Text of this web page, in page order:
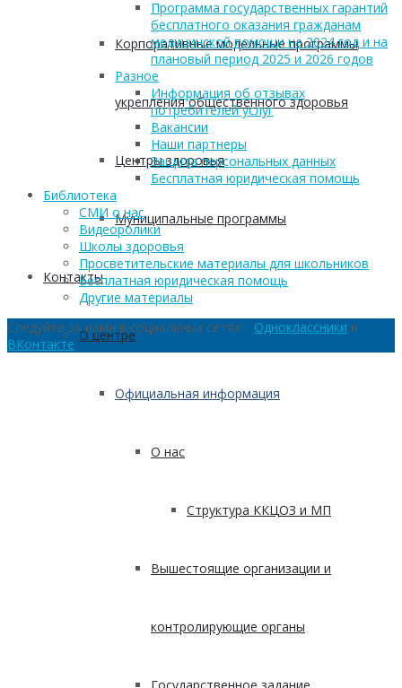
Корпоративные модельные программы
укрепления общественного здоровья
Центры здоровья
Муниципальные программы
Контакты
О центре
Официальная информация
О нас
Структура ККЦОЗ и МП
Вышестоящие организации и
контролирующие органы
Программа государственных гарантий
бесплатного оказания гражданам
медицинской помощи на 2024 год и на
плановый период 2025 и 2026 годов
Разное
Информация об отзывах
потребителей услуг
Вакансии
Наши партнеры
Защита персональных данных
Бесплатная юридическая помощь
Библиотека
СМИ о нас
Видеоролики
Школы здоровья
Просветительские материалы для школьников
Бесплатная юридическая помощь
Другие материалы
Следуйте за нами в социальных сетях: Одноклассники и
ВКонтакте